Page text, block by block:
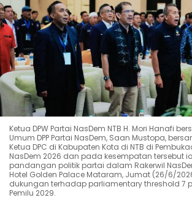
Ketua DPW Partai NasDem NTB H. Mori Hanafi
Umum DPP Partai NasDem, Saan Mustopa,
Ketua DPC di Kabupaten Kota di NTB di
NasDem 2026 dan pada kesempatan tersebut
pandangan politik partai dalam Rakerwil
Hotel Golden Palace Mataram, Jumat (26/6/
dukungan terhadap parliamentary threshold 7
Pemilu 2029.